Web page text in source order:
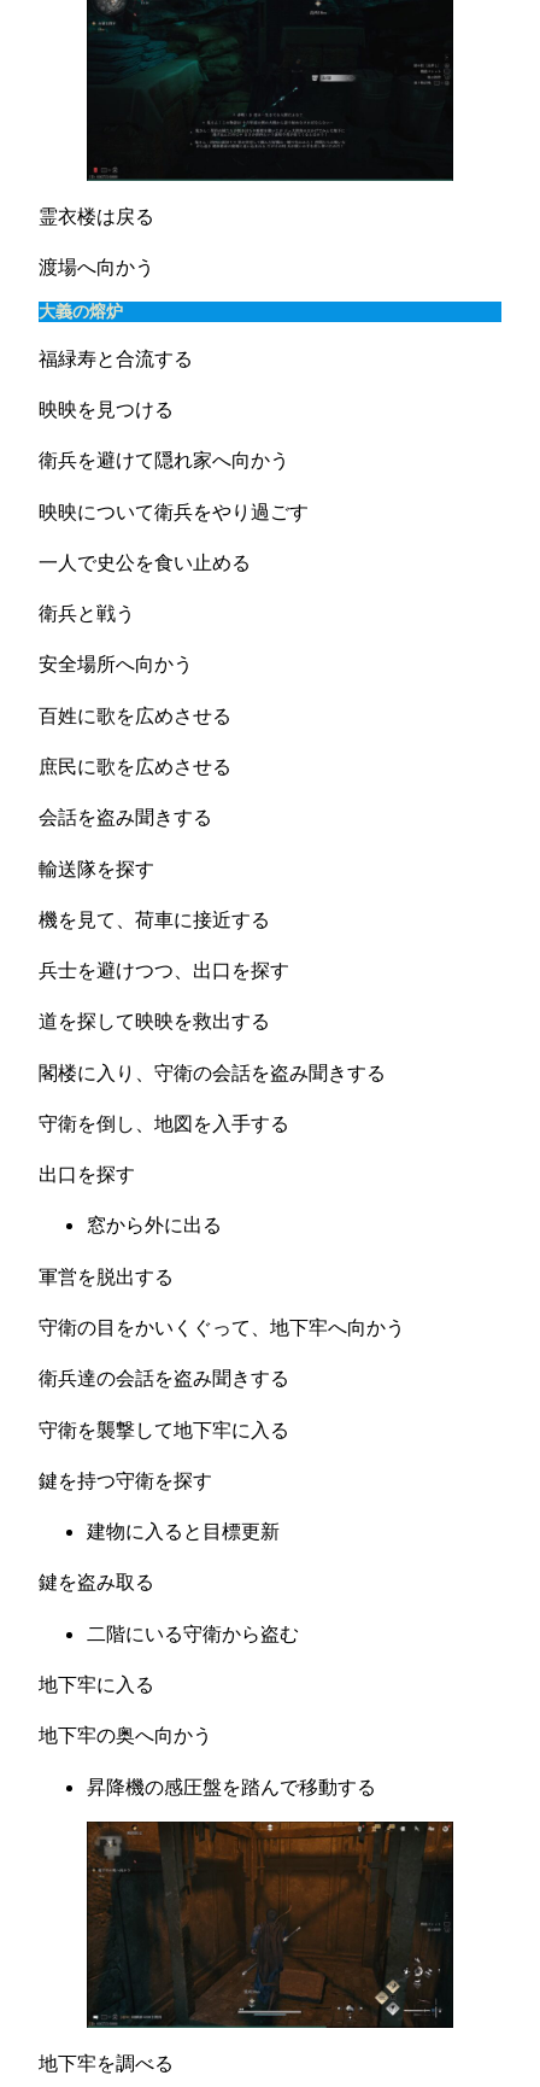
霊衣楼は戻る
渡場へ向かう
大義の熔炉
福緑寿と合流する
映映を見つける
衛兵を避けて隠れ家へ向かう
映映について衛兵をやり過ごす
一人で史公を食い止める
衛兵と戦う
安全場所へ向かう
百姓に歌を広めさせる
庶民に歌を広めさせる
会話を盗み聞きする
輸送隊を探す
機を見て、荷車に接近する
兵士を避けつつ、出口を探す
道を探して映映を救出する
閣楼に入り、守衛の会話を盗み聞きする
守衛を倒し、地図を入手する
出口を探す
窓から外に出る
軍営を脱出する
守衛の目をかいくぐって、地下牢へ向かう
衛兵達の会話を盗み聞きする
守衛を襲撃して地下牢に入る
鍵を持つ守衛を探す
建物に入ると目標更新
鍵を盗み取る
二階にいる守衛から盗む
地下牢に入る
地下牢の奥へ向かう
昇降機の感圧盤を踏んで移動する
地下牢を調べる